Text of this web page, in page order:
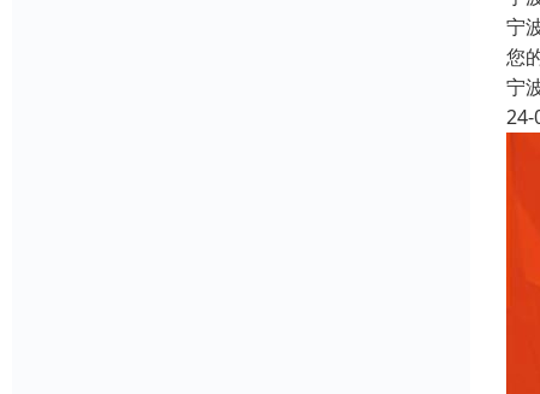
宁
您
宁
24-